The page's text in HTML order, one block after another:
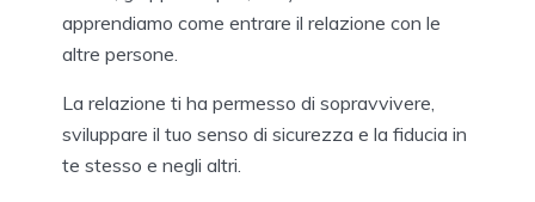
apprendiamo come entrare il relazione con le
altre persone.
La relazione ti ha permesso di sopravvivere,
sviluppare il tuo senso di sicurezza e la fiducia in
te stesso e negli altri.